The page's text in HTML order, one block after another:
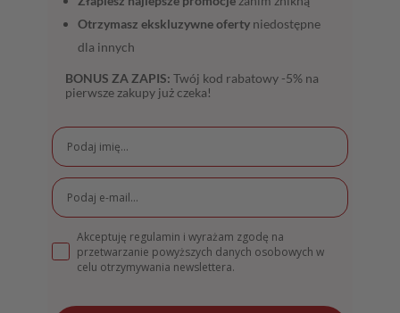
Otrzymasz ekskluzywne oferty niedostępne
dla innych
BONUS ZA ZAPIS: Twój kod rabatowy -5% na
pierwsze zakupy już czeka!
Akceptuję regulamin i wyrażam zgodę na
przetwarzanie powyższych danych osobowych w
celu otrzymywania newslettera.